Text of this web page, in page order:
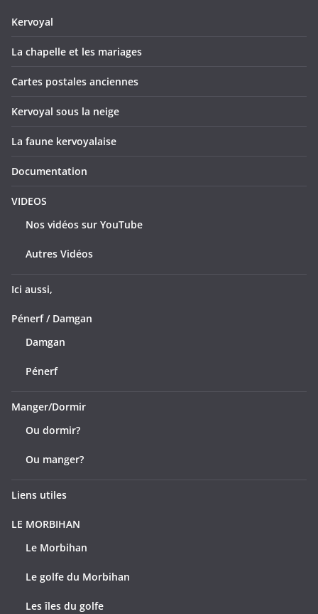
Kervoyal
La chapelle et les mariages
Cartes postales anciennes
Kervoyal sous la neige
La faune kervoyalaise
Documentation
VIDEOS
Nos vidéos sur YouTube
Autres Vidéos
Ici aussi,
Pénerf / Damgan
Damgan
Pénerf
Manger/Dormir
Ou dormir?
Ou manger?
Liens utiles
LE MORBIHAN
Le Morbihan
Le golfe du Morbihan
Les îles du golfe